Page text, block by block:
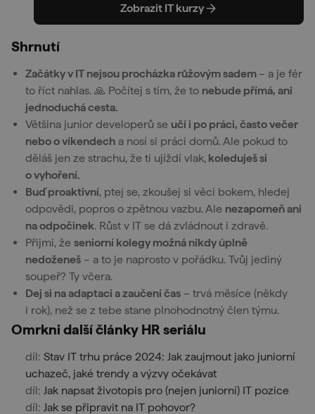
Zobrazit IT kurzy
Shrnutí
Začátky v IT nejsou procházka růžovým sadem– a je fér
to říct nahlas. 🙏 Počítej s tím, že to nebude přímá, ani
jednoduchá cesta.
Většina junior developerů se učí i po práci, často večer
nebo o víkendech a nosí si práci domů. Ale pokud to
děláš jen ze strachu, že ti ujíždí vlak, koleduješ si
o vyhoření.
Buď proaktivní, ptej se, zkoušej si věci bokem, hledej
odpovědi, popros o zpětnou vazbu. Ale nezapomeň ani
na odpočinek. Růst v IT se dá zvládnout i zdravě.
Přijmi, že seniorní kolegy možná nikdy úplně
nedoženeš – a to je naprosto v pořádku. Tvůj jediný
soupeř? Ty včera.
Dej si na adaptaci a zaučení čas – trvá měsíce (někdy
i rok), než se z tebe stane plnohodnotný člen týmu.
Omrkni další články HR seriálu
díl: Stav IT trhu práce 2024: Jak zaujmout jako juniorní
uchazeč, jaké trendy a výzvy očekávat
díl: Jak napsat životopis pro (nejen juniorní) IT pozice
díl: Jak se připravit na IT pohovor?